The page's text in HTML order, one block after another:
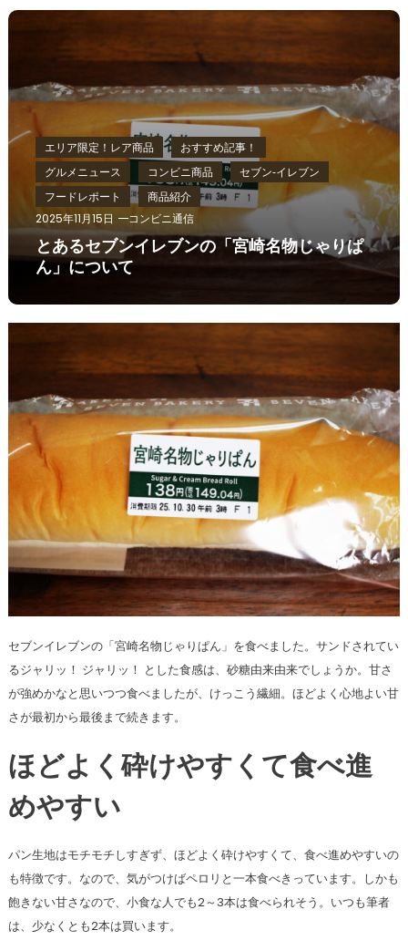
エリア限定！レア商品
おすすめ記事！
グルメニュース
コンビニ商品
セブン‐イレブン
フードレポート
商品紹介
2025年11月15日
コンビニ通信
とあるセブンイレブンの「宮崎名物じゃりぱ
ん」について
セブンイレブンの「宮崎名物じゃりぱん」を食べました。サンドされてい
るジャリッ！ ジャリッ！ とした食感は、砂糖由来由来でしょうか。甘さ
が強めかなと思いつつ食べましたが、けっこう繊細。ほどよく心地よい甘
さが最初から最後まで続きます。
ほどよく砕けやすくて食べ進
めやすい
パン生地はモチモチしすぎず、ほどよく砕けやすくて、食べ進めやすいの
も特徴です。なので、気がつけばペロリと一本食べきっています。しかも
飽きない甘さなので、小食な人でも2～3本は食べられそう。いつも筆者
は、少なくとも2本は買います。